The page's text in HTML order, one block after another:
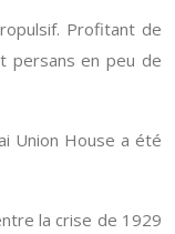
Profitant de
persans en peu de
Union House a été
la crise de 1929